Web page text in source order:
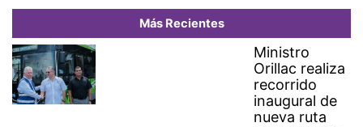
Más Recientes
Ministro
Orillac realiza
recorrido
inaugural de
nueva ruta
de Metrobus